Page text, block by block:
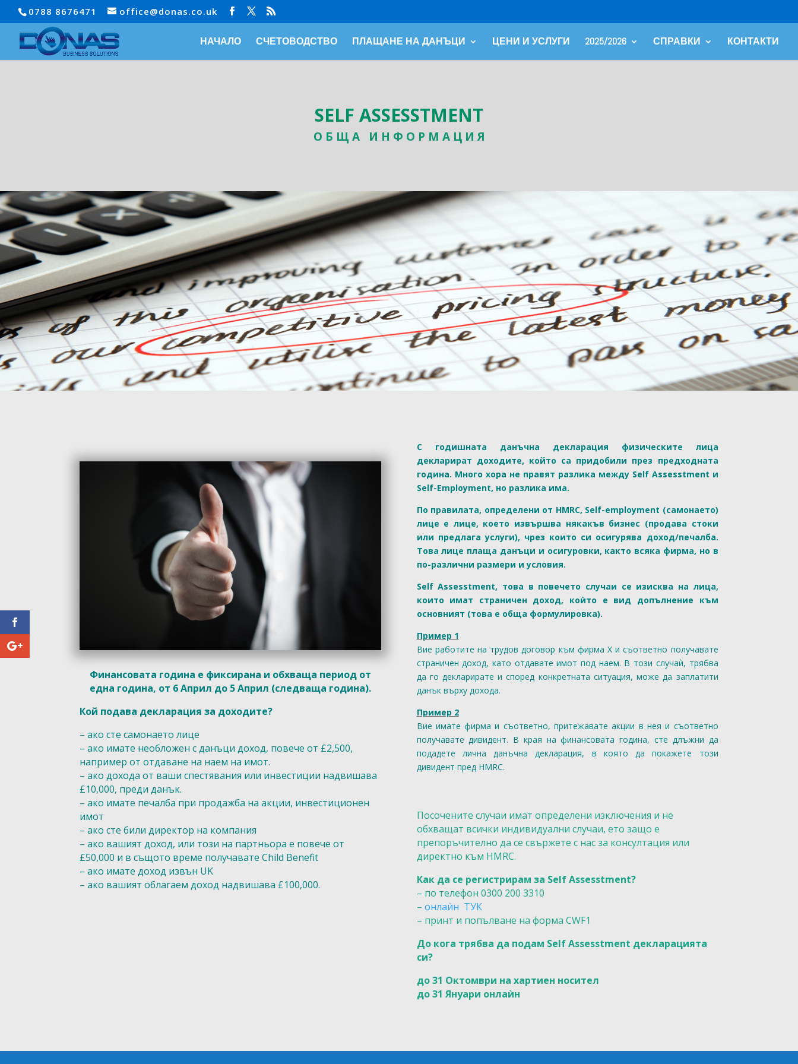
0788 8676471 office@donas.co.uk
НАЧАЛО СЧЕТОВОДСТВО ПЛАЩАНЕ НА ДАНЪЦИ ЦЕНИ И УСЛУГИ 2025/2026 СПРАВКИ КОНТАКТИ
SELF ASSESSTMENT
О Б Щ А И Н Ф О Р М А Ц И Я
Финансовата година е фиксирана и обхваща период от
една година, от 6 Април до 5 Април (следваща година).
Кой подава декларация за доходите?
– ако сте самонаето лице
– ако имате необложен с данъци доход, повече от £2,500,
например от отдаване на наем на имот.
– ако дохода от ваши спестявания или инвестиции надвишава
£10,000, преди данък.
– ако имате печалба при продажба на акции, инвестиционен
имот
– ако сте били директор на компания
– ако вашият доход, или този на партньора е повече от
£50,000 и в същото време получавате Child Benefit
– ако имате доход извън UK
– ако вашият облагаем доход надвишава £100,000.
С годишната данъчна декларация физическите лица
декларират доходите, който са придобили през предходната
година. Много хора не правят разлика между Self Assesstment и
Self-Employment, но разлика има.
По правилата, определени от HMRC, Self-employment (самонаето)
лице е лице, което извършва някакъв бизнес (продава стоки
или предлага услуги), чрез които си осигурява доход/печалба.
Това лице плаща данъци и осигуровки, както всяка фирма, но в
по-различни размери и условия.
Self Assesstment, това в повечето случаи се изисква на лица,
които имат страничен доход, коѝто е вид допълнение към
основният (това е обща формулировка).
Пример 1
Вие работите на трудов договор към фирма Х и съответно получавате
страничен доход, като отдавате имот под наем. В този случаѝ, трябва
да го декларирате и според конкретната ситуация, може да заплатити
данък върху дохода.
Пример 2
Вие имате фирма и съответно, притежавате акции в нея и съответно
получавате дивидент. В края на финансовата година, сте длъжни да
подадете лична данъчна декларация, в която да покажете този
дивидент пред HMRC.
Посочените случаи имат определени изключения и не
обхващат всички индивидуални случаи, ето защо е
препоръчително да се свържете с нас за консултация или
директно към HMRC.
Как да се регистрирам за Self Assesstment?
– по телефон 0300 200 3310
– онлаѝн ТУК
– принт и попълване на форма CWF1
До кога трябва да подам Self Assesstment декларацията
си?
до 31 Октомври на хартиен носител
до 31 Януари онлаѝн